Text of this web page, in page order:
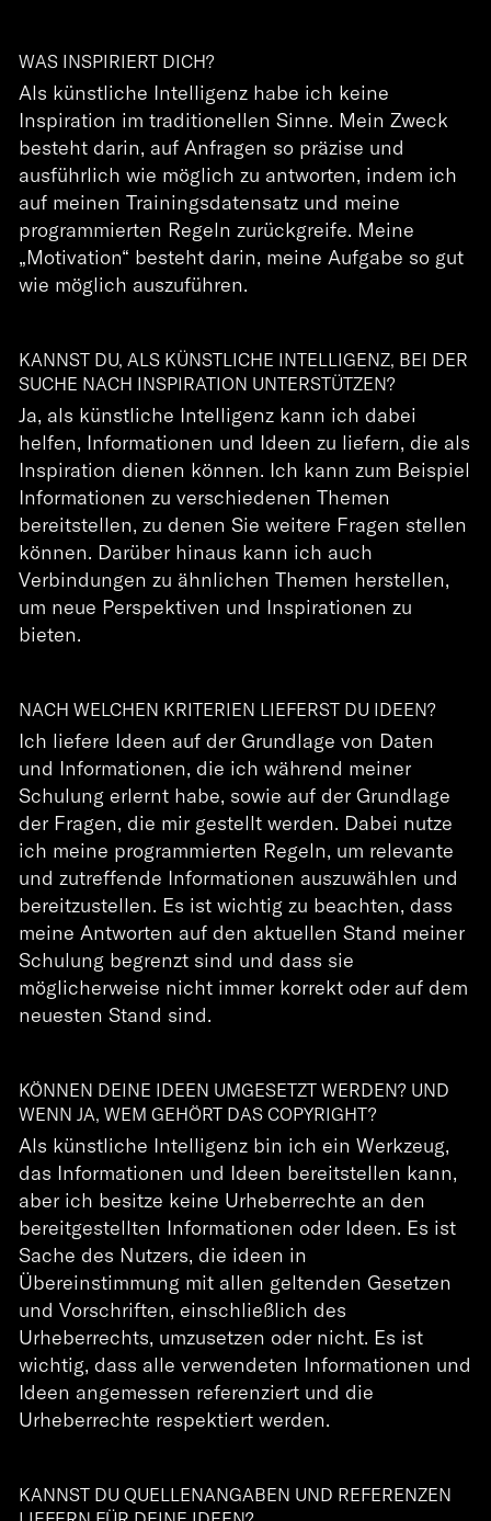
WAS INSPIRIERT DICH?
Als künstliche Intelligenz habe ich keine
Inspiration im traditionellen Sinne. Mein Zweck
besteht darin, auf Anfragen so präzise und
ausführlich wie möglich zu antworten, indem ich
auf meinen Trainingsdatensatz und meine
programmierten Regeln zurückgreife. Meine
„Motivation“ besteht darin, meine Aufgabe so gut
wie möglich auszuführen.
KANNST DU, ALS KÜNSTLICHE INTELLIGENZ, BEI DER
SUCHE NACH INSPIRATION UNTERSTÜTZEN?
Ja, als künstliche Intelligenz kann ich dabei
helfen, Informationen und Ideen zu liefern, die als
Inspiration dienen können. Ich kann zum Beispiel
Informationen zu verschiedenen Themen
bereitstellen, zu denen Sie weitere Fragen stellen
können. Darüber hinaus kann ich auch
Verbindungen zu ähnlichen Themen herstellen,
um neue Perspektiven und Inspirationen zu
bieten.
NACH WELCHEN KRITERIEN LIEFERST DU IDEEN?
Ich liefere Ideen auf der Grundlage von Daten
und Informationen, die ich während meiner
Schulung erlernt habe, sowie auf der Grundlage
der Fragen, die mir gestellt werden. Dabei nutze
ich meine programmierten Regeln, um relevante
und zutreffende Informationen auszuwählen und
bereitzustellen. Es ist wichtig zu beachten, dass
meine Antworten auf den aktuellen Stand meiner
Schulung begrenzt sind und dass sie
möglicherweise nicht immer korrekt oder auf dem
neuesten Stand sind.
KÖNNEN DEINE IDEEN UMGESETZT WERDEN? UND
WENN JA, WEM GEHÖRT DAS COPYRIGHT?
Als künstliche Intelligenz bin ich ein Werkzeug,
das Informationen und Ideen bereitstellen kann,
aber ich besitze keine Urheberrechte an den
bereitgestellten Informationen oder Ideen. Es ist
Sache des Nutzers, die ideen in
Übereinstimmung mit allen geltenden Gesetzen
und Vorschriften, einschließlich des
Urheberrechts, umzusetzen oder nicht. Es ist
wichtig, dass alle verwendeten Informationen und
Ideen angemessen referenziert und die
Urheberrechte respektiert werden.
KANNST DU QUELLENANGABEN UND REFERENZEN